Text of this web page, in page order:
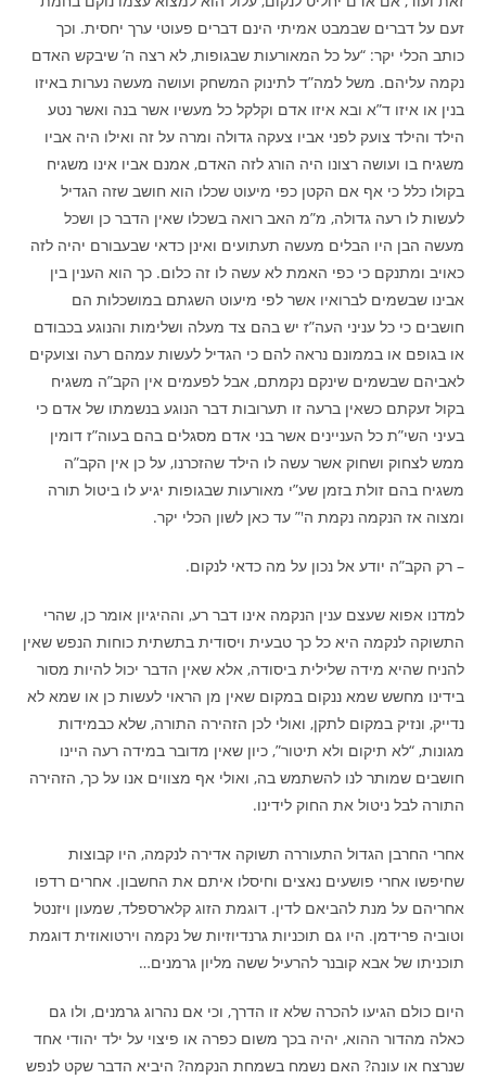
זעם על דברים שבמבט אמיתי הינם דברים פעוטי ערך יחסית. וכך
כותב הכלי יקר: “על כל המאורעות שבגופות, לא רצה ה’ שיבקש האדם
נקמה עליהם. משל למה”ד לתינוק המשחק ועושה מעשה נערות באיזו
בנין או איזו ד”א ובא איזו אדם וקלקל כל מעשיו אשר בנה ואשר נטע
הילד והילד צועק לפני אביו צעקה גדולה ומרה על זה ואילו היה אביו
משגיח בו ועושה רצונו היה הורג לזה האדם, אמנם אביו אינו משגיח
בקולו כלל כי אף אם הקטן כפי מיעוט שכלו הוא חושב שזה הגדיל
לעשות לו רעה גדולה, מ”מ האב רואה בשכלו שאין הדבר כן ושכל
מעשה הבן היו הבלים מעשה תעתועים ואינן כדאי שבעבורם יהיה לזה
כאויב ומתנקם כי כפי האמת לא עשה לו זה כלום. כך הוא הענין בין
אבינו שבשמים לברואיו אשר לפי מיעוט השגתם במושכלות הם
חושבים כי כל עניני העה”ז יש בהם צד מעלה ושלימות והנוגע בכבודם
או בגופם או בממונם נראה להם כי הגדיל לעשות עמהם רעה וצועקים
לאביהם שבשמים שינקם נקמתם, אבל לפעמים אין הקב”ה משגיח
בקול זעקתם כשאין ברעה זו תערובות דבר הנוגע בנשמתו של אדם כי
בעיני השי”ת כל העניינים אשר בני אדם מסגלים בהם בעוה”ז דומין
ממש לצחוק ושחוק אשר עשה לו הילד שהזכרנו, על כן אין הקב”ה
משגיח בהם זולת בזמן שע”י מאורעות שבגופות יגיע לו ביטול תורה
ומצוה אז הנקמה נקמת ה'” עד כאן לשון הכלי יקר.
– רק הקב”ה יודע אל נכון על מה כדאי לנקום.
למדנו אפוא שעצם ענין הנקמה אינו דבר רע, וההיגיון אומר כן, שהרי
התשוקה לנקמה היא כל כך טבעית ויסודית בתשתית כוחות הנפש שאין
להניח שהיא מידה שלילית ביסודה, אלא שאין הדבר יכול להיות מסור
בידינו מחשש שמא ננקום במקום שאין מן הראוי לעשות כן או שמא לא
נדייק, ונזיק במקום לתקן, ואולי לכן הזהירה התורה, שלא כבמידות
מגונות, “לא תיקום ולא תיטור”, כיון שאין מדובר במידה רעה היינו
חושבים שמותר לנו להשתמש בה, ואולי אף מצווים אנו על כך, הזהירה
התורה לבל ניטול את החוק לידינו.
אחרי החרבן הגדול התעוררה תשוקה אדירה לנקמה, היו קבוצות
שחיפשו אחרי פושעים נאצים וחיסלו איתם את החשבון. אחרים רדפו
אחריהם על מנת להביאם לדין. דוגמת הזוג קלארספלד, שמעון ויזנטל
וטוביה פרידמן. היו גם תוכניות גרנדיוזיות של נקמה וירטואוזית דוגמת
תוכניתו של אבא קובנר להרעיל ששה מליון גרמנים…
היום כולם הגיעו להכרה שלא זו הדרך, וכי אם נהרוג גרמנים, ולו גם
כאלה מהדור ההוא, יהיה בכך משום כפרה או פיצוי על ילד יהודי אחד
שנרצח או עונה? האם נשמח בשמחת הנקמה? היביא הדבר שקט לנפש